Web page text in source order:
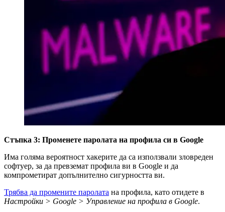
Стъпка 3: Променете паролата на профила си в Google
Има голяма вероятност хакерите да са използвали зловреден
софтуер, за да превземат профила ви в Google и да
компрометират допълнително сигурността ви.
Трябва да промените паролата на профила, като отидете в
Настройки > Google > Управление на профила в Google.